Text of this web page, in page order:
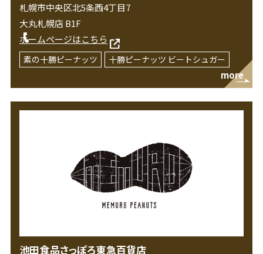
札幌市中央区北5条西4丁目7
大丸札幌店 B1F
ホームページはこちら
素の十勝ピーナッツ 十勝ピーナッツ ビートシュガー
more
池田食品さっぽろ東急百貨店